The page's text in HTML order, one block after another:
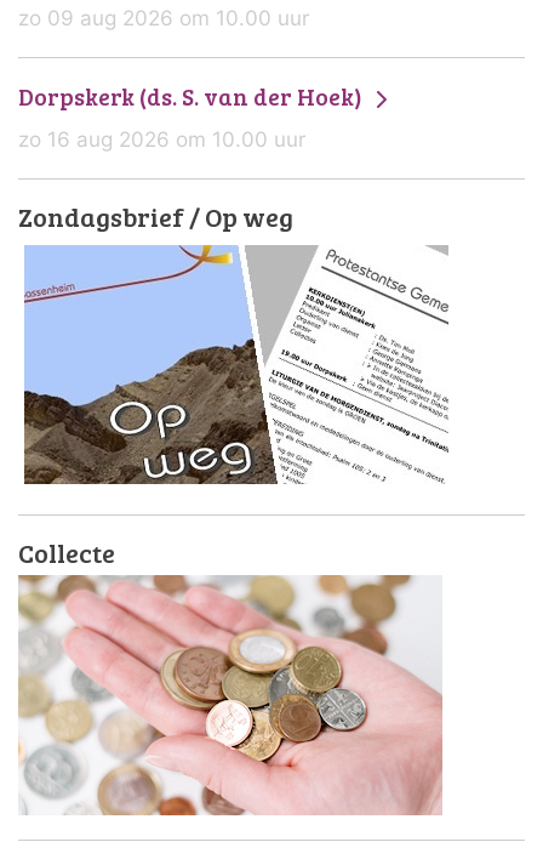
zo 09 aug 2026 om 10.00 uur
Dorpskerk (ds. S. van der Hoek)
zo 16 aug 2026 om 10.00 uur
Zondagsbrief / Op weg
Collecte